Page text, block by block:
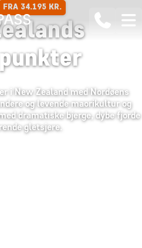
FRA 34.195 KR.
i New Zealand med Nordøens
og levende maorikultur og
dramatiske bjerge, dybe fjorde
gletsjere.